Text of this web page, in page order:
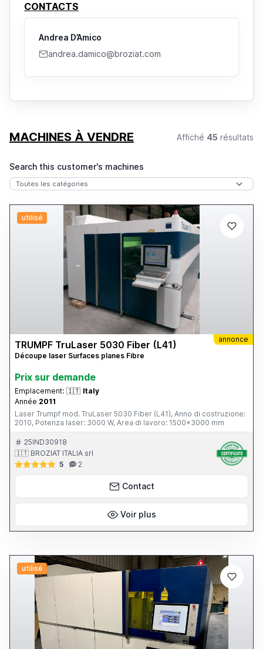
CONTACTS
Andrea D’Amico
andrea.damico@broziat.com
MACHINES À VENDRE Affiché 45 résultats
Search this customer's machines
utilisé
annonce
TRUMPF TruLaser 5030 Fiber (L41)
Découpe laser Surfaces planes Fibre
Prix ​​sur demande
Emplacement: 🇮🇹 Italy
Année 2011
Laser Trumpf mod. TruLaser 5030 Fiber (L41), Anno di costruzione:
2010, Potenza laser: 3000 W, Area di lavoro: 1500x3000 mm
25IND30918
🇮🇹 BROZIAT ITALIA srl
5
2
Contact
Voir plus
utilisé